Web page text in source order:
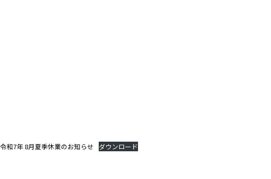
令和7年 8月夏季休業のお知らせ ダウンロード